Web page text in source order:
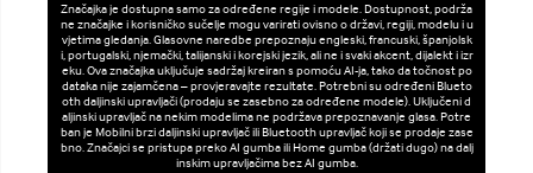
Značajka je dostupna samo za određene regije i modele. Dostupnost, podrža
ne značajke i korisničko sučelje mogu varirati ovisno o državi, regiji, modelu i u
vjetima gledanja. Glasovne naredbe prepoznaju engleski, francuski, španjolsk
i, portugalski, njemački, talijanski i korejski jezik, ali ne i svaki akcent, dijalekt i izr
eku. Ova značajka uključuje sadržaj kreiran s pomoću AI-ja, tako da točnost po
dataka nije zajamčena – provjeravajte rezultate. Potrebni su određeni Blueto
oth daljinski upravljači (prodaju se zasebno za određene modele). Uključeni d
aljinski upravljač na nekim modelima ne podržava prepoznavanje glasa. Potre
ban je Mobilni brzi daljinski upravljač ili Bluetooth upravljač koji se prodaje zase
bno. Značajci se pristupa preko AI gumba ili Home gumba (držati dugo) na dalj
inskim upravljačima bez AI gumba.